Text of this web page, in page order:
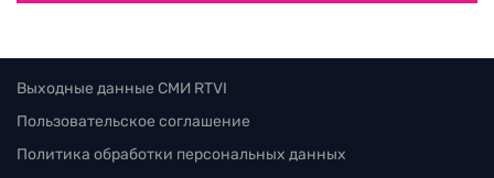
Выходные данные СМИ RTVI
Пользовательское соглашение
Политика обработки персональных данных